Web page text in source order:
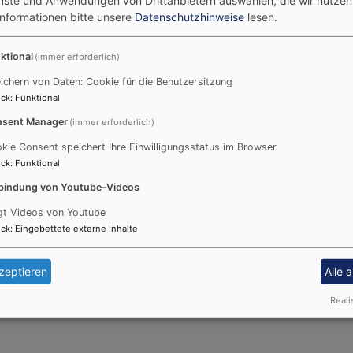
der
Bedford-Strohm
Im Rahmen des Projektes „Eine Uni – ein Buch“ findet am 26.
Vorsitzenden des Weltkirchenrates und ehemaligen bayerischen
statt. Sind Demokratie und Religion Gegensätze oder befruchten
Demokratie lernen? Diesen Fragen widmet sich der Gottesdienst
Kanzelgast. Die Liturgie gestaltet Studierendenpfarrer Thomas
Universität und natürlich darüber hinaus. Ort ist die Erlöserkirche,
bitte unsere Datenschutzhinweise lesen.
(immer erforderlich)
von Daten: Cookie für die Benutzersitzung
: Funktional
Manager (immer erforderlich)
Consent speichert Ihre Einwilligungsstatus im Browser
: Funktional
von Youtube-Videos
Videos von Youtube
: Eingebettete externe Inhalte
Alle